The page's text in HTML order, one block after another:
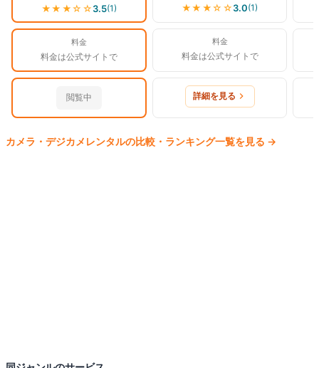
★★★☆☆3.5(1) ★★★☆☆3.0(1)
料金
料金は公式サイトで
料金
料金は公式サイトで
閲覧中 詳細を見る
カメラ・デジカメ レンタルの比較・ランキング一覧を見る →